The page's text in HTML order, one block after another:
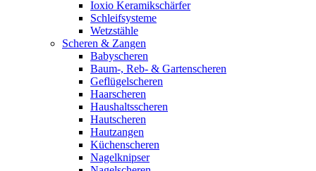
Ioxio Keramikschärfer
Schleifsysteme
Wetzstähle
Scheren & Zangen
Babyscheren
Baum-, Reb- & Gartenscheren
Geflügelscheren
Haarscheren
Haushaltsscheren
Hautscheren
Hautzangen
Küchenscheren
Nagelknipser